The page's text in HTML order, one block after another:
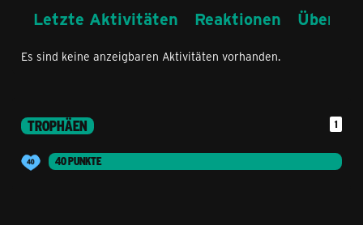
Letzte Aktivitäten Reaktionen Über
Es sind keine anzeigbaren Aktivitäten vorhanden.
TROPHÄEN 1
40 PUNKTE